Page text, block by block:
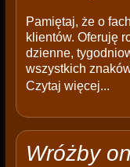
Pamiętaj, że o
klientów. Oferuję
dzienne,
wszystkich
Czytaj więcej...
Wróżby